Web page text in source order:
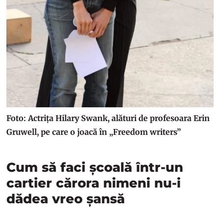
Foto: Actrița Hilary Swank, alături de profesoara Erin
Gruwell, pe care o joacă în „Freedom writers”
Cum să faci școală într-un
cartier cărora nimeni nu-i
dădea vreo șansă